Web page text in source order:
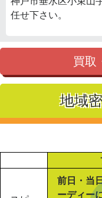
任せ下さい。
買取
地域
前日・当
ーディー